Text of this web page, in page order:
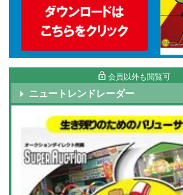
会員以外も閲覧可
ニュートレンドレーダー